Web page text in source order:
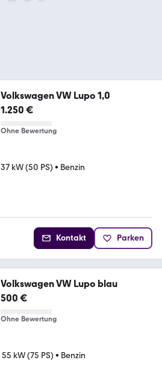
Volkswagen VW Lupo 1,0
1.250 €
Ohne Bewertung
37 kW (50 PS) • Benzin
Kontakt Parken
Volkswagen VW Lupo blau
500 €
Ohne Bewertung
55 kW (75 PS) • Benzin